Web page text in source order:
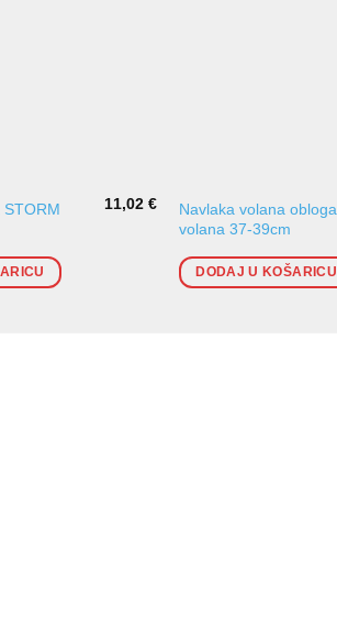
STORM
11,02 €
Navlaka volana obloga
volana 37-39cm
DODAJ U KOŠARICU